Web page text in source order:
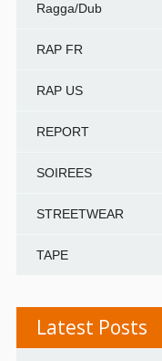
Ragga/Dub
RAP FR
RAP US
REPORT
SOIREES
STREETWEAR
TAPE
Latest Posts